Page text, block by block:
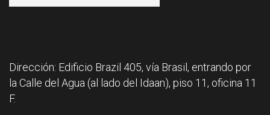
Dirección: Edificio Brazil 405, vía Brasil, entrando por
la Calle del Agua (al lado del Idaan), piso 11, oficina 11
F.